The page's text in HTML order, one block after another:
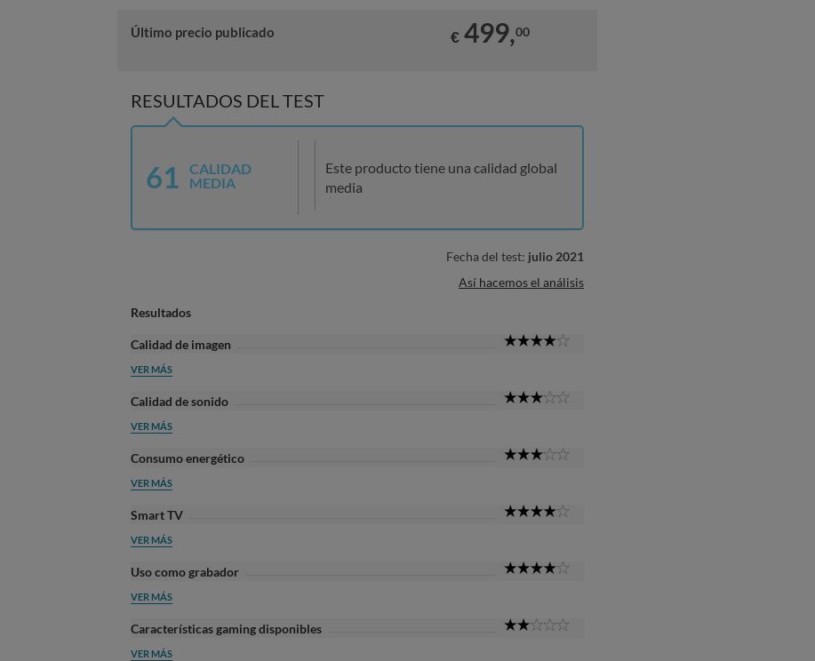
Último precio publicado € 499,00
RESULTADOS DEL TEST
61
CALIDAD
MEDIA
Este producto tiene una calidad global
media
Fecha del test: julio 2021
Así hacemos el análisis
Resultados
Calidad de imagen
VER MÁS
Calidad de sonido
VER MÁS
Consumo energético
VER MÁS
Smart TV
VER MÁS
Uso como grabador
VER MÁS
Características gaming disponibles
VER MÁS